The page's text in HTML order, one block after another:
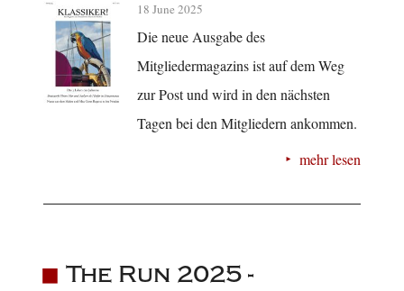
18 June 2025
Die neue Ausgabe des
Mitgliedermagazins ist auf dem Weg
zur Post und wird in den nächsten
Tagen bei den Mitgliedern ankommen.
mehr lesen
The Run 2025 -